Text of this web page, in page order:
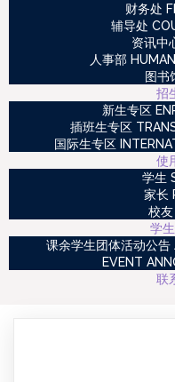
财务处
辅导处
资讯中
人事部
图书
招
新生专区
插班生专区
国际生专区
使
学生
家长
校友
学
课余学生团体活动公告
EVENT
联